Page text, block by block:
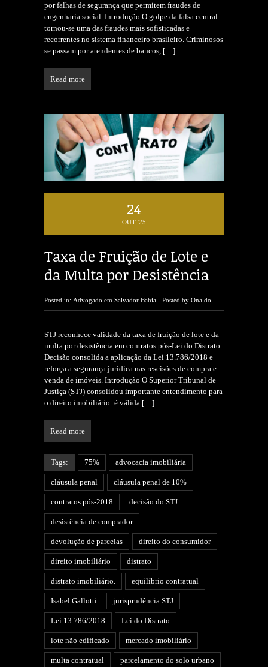
por falhas de segurança que permitem fraudes de
engenharia social. Introdução O golpe da falsa central
tornou-se uma das fraudes mais sofisticadas e
recorrentes no sistema financeiro brasileiro. Criminosos
se passam por atendentes de bancos, […]
Read more
24
OUT '25
Taxa de Fruição de Lote e
da Multa por Desistência
Posted in: Advogado em Salvador Bahia Posted by Onaldo
STJ reconhece validade da taxa de fruição de lote e da
multa por desistência em contratos pós-Lei do Distrato
Decisão consolida a aplicação da Lei 13.786/2018 e
reforça a segurança jurídica nas rescisões de compra e
venda de imóveis. Introdução O Superior Tribunal de
Justiça (STJ) consolidou importante entendimento para
o direito imobiliário: é válida […]
Read more
Tags: 75% advocacia imobiliária
cláusula penal cláusula penal de 10%
contratos pós-2018 decisão do STJ
desistência de comprador
devolução de parcelas direito do consumidor
direito imobiliário distrato
distrato imobiliário. equilíbrio contratual
Isabel Gallotti jurisprudência STJ
Lei 13.786/2018 Lei do Distrato
lote não edificado mercado imobiliário
multa contratual parcelamento do solo urbano